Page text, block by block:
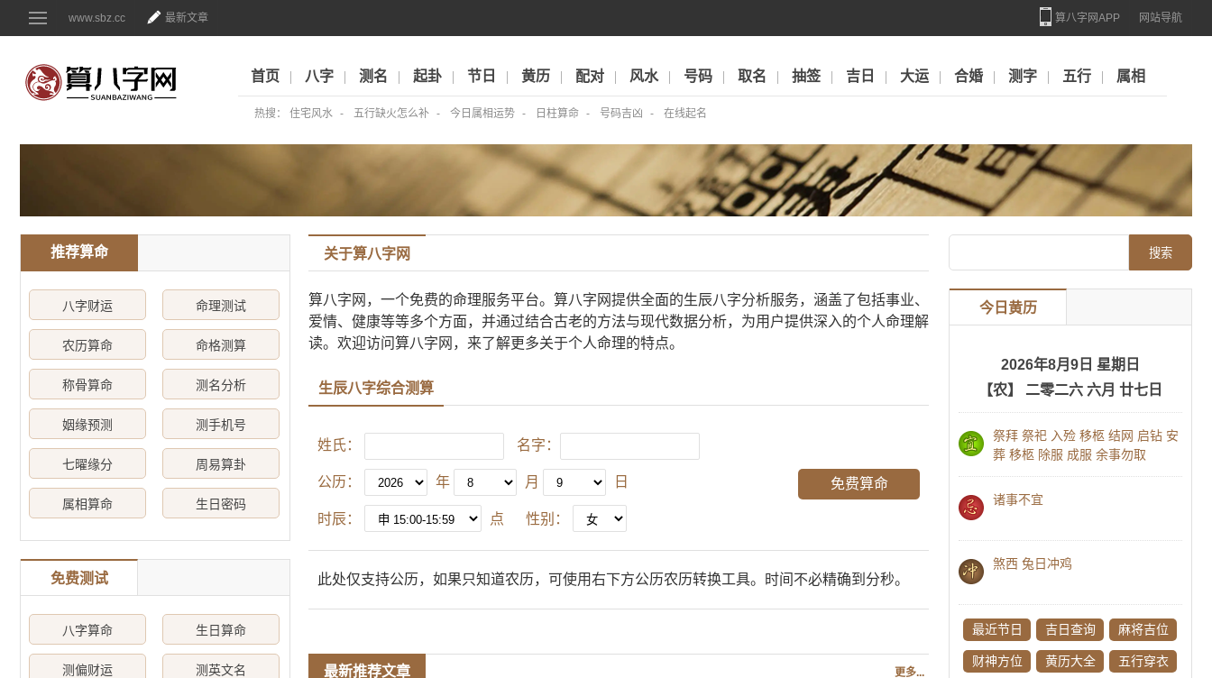
www.sbz.cc 最新文章 算八字网APP 网站导航
首页 八字 测名 起卦 节日 黄历 配对 风水 号码 取名 抽签 吉日 大运 合婚 测字 五行 属相
热搜： 住宅风水 五行缺火怎么补 今日属相运势 日柱算命 号码吉凶 在线起名
推荐算命
八字财运 命理测试
农历算命 命格测算
称骨算命 测名分析
姻缘预测 测手机号
七曜缘分 周易算卦
属相算命 生日密码
免费测试
八字算命 生日算命
测偏财运 测英文名
关于算八字网
算八字网，一个免费的命理服务平台。算八字网提供全面的生辰八字分析服务，涵盖了包括事业、
爱情、健康等等多个方面，并通过结合古老的方法与现代数据分析，为用户提供深入的个人命理解
读。欢迎访问算八字网，来了解更多关于个人命理的特点。
生辰八字综合测算
姓氏： 名字：
公历： 年 月 日
时辰： 点 性别：
此处仅支持公历，如果只知道农历，可使用右下方公历农历转换工具。时间不必精确到分秒。
最新推荐文章 更多...
今日黄历
2026年8月9日 星期日
【农】 二零二六 六月 廿七日
祭拜 祭祀 入殓 移柩 结网 启钻 安
葬 移柩 除服 成服 余事勿取
诸事不宜
煞西 兔日冲鸡
最近节日 吉日查询 麻将吉位
财神方位 黄历大全 五行穿衣